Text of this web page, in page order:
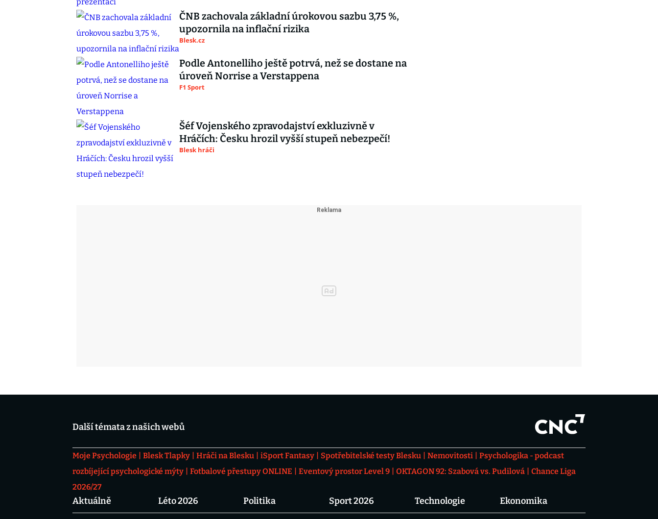
ČNB zachovala základní úrokovou sazbu 3,75 %,
upozornila na inflační rizika
Blesk.cz
Podle Antonelliho ještě potrvá, než se dostane na
úroveň Norrise a Verstappena
F1 Sport
Šéf Vojenského zpravodajství exkluzivně v
Hráčích: Česku hrozil vyšší stupeň nebezpečí!
Blesk hráči
Další témata z našich webů
Moje Psychologie Blesk Tlapky Hráči na Blesku iSport Fantasy Spotřebitelské testy Blesku Nemovitosti
Psychologika - podcast
rozbíjející psychologické mýty
Fotbalové přestupy ONLINE Eventový prostor Level 9 OKTAGON 92: Szabová vs. Pudilová
Chance Liga
2026/27
Aktuálně Léto 2026 Politika Sport 2026 Technologie Ekonomika